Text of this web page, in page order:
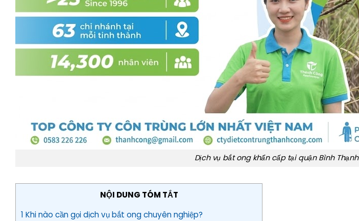
Dịch vụ bắt ong khẩn cấp tại quận Bình Thạnh
NỘI DUNG TÓM TẮT
1 Khi nào cần gọi dịch vụ bắt ong chuyên nghiệp?